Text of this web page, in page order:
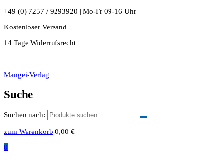
+49 (0) 7257 / 9293920 | Mo-Fr 09-16 Uhr
Kostenloser Versand
14 Tage Widerrufsrecht
Mangei-Verlag
Suche
Suchen nach:
zum Warenkorb 0,00 €
0